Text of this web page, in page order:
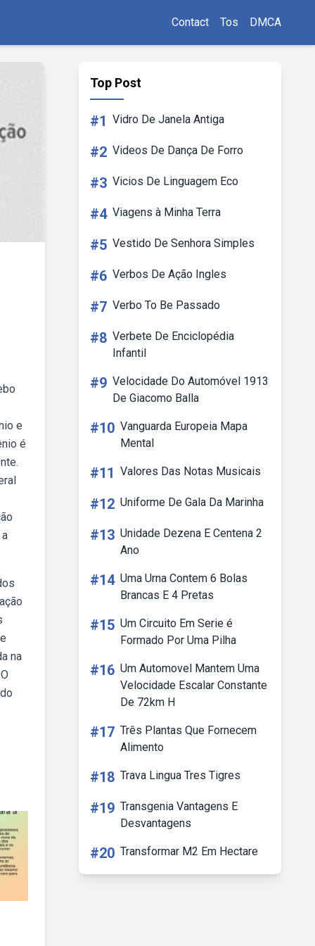
Contact Tos DMCA
e
é
na
Top Post
#1 Vidro De Janela Antiga
#2 Videos De Dança De Forro
#3 Vicios De Linguagem Eco
#4 Viagens à Minha Terra
#5 Vestido De Senhora Simples
#6 Verbos De Ação Ingles
#7 Verbo To Be Passado
#8 Verbete De Enciclopédia
Infantil
#9 Velocidade Do Automóvel 1913
De Giacomo Balla
#10 Vanguarda Europeia Mapa
Mental
#11 Valores Das Notas Musicais
#12 Uniforme De Gala Da Marinha
#13 Unidade Dezena E Centena 2
Ano
#14 Uma Urna Contem 6 Bolas
Brancas E 4 Pretas
#15 Um Circuito Em Serie é
Formado Por Uma Pilha
#16 Um Automovel Mantem Uma
Velocidade Escalar Constante
De 72km H
#17 Três Plantas Que Fornecem
Alimento
#18 Trava Lingua Tres Tigres
#19 Transgenia Vantagens E
Desvantagens
#20 Transformar M2 Em Hectare